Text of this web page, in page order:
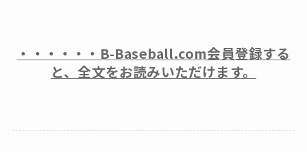
・・・・・・B-Baseball.com会員登録する
と、全文をお読みいただけます。